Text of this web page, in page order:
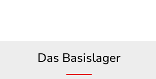
Das Basislager